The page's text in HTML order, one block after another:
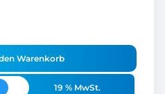
Warenkorb
19 % MwSt.